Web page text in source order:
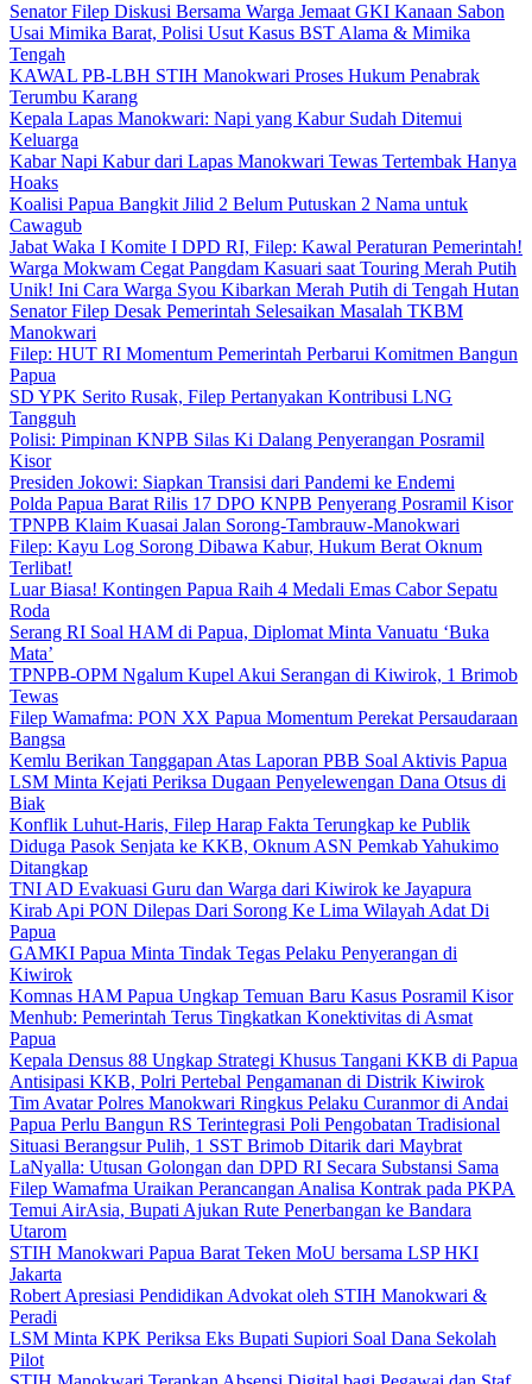
Senator Filep Diskusi Bersama Warga Jemaat GKI Kanaan Sabon
Usai Mimika Barat, Polisi Usut Kasus BST Alama & Mimika
Tengah
KAWAL PB-LBH STIH Manokwari Proses Hukum Penabrak
Terumbu Karang
Kepala Lapas Manokwari: Napi yang Kabur Sudah Ditemui
Keluarga
Kabar Napi Kabur dari Lapas Manokwari Tewas Tertembak Hanya
Hoaks
Koalisi Papua Bangkit Jilid 2 Belum Putuskan 2 Nama untuk
Cawagub
Jabat Waka I Komite I DPD RI, Filep: Kawal Peraturan Pemerintah!
Warga Mokwam Cegat Pangdam Kasuari saat Touring Merah Putih
Unik! Ini Cara Warga Syou Kibarkan Merah Putih di Tengah Hutan
Senator Filep Desak Pemerintah Selesaikan Masalah TKBM
Manokwari
Filep: HUT RI Momentum Pemerintah Perbarui Komitmen Bangun
Papua
SD YPK Serito Rusak, Filep Pertanyakan Kontribusi LNG
Tangguh
Polisi: Pimpinan KNPB Silas Ki Dalang Penyerangan Posramil
Kisor
Presiden Jokowi: Siapkan Transisi dari Pandemi ke Endemi
Polda Papua Barat Rilis 17 DPO KNPB Penyerang Posramil Kisor
TPNPB Klaim Kuasai Jalan Sorong-Tambrauw-Manokwari
Filep: Kayu Log Sorong Dibawa Kabur, Hukum Berat Oknum
Terlibat!
Luar Biasa! Kontingen Papua Raih 4 Medali Emas Cabor Sepatu
Roda
Serang RI Soal HAM di Papua, Diplomat Minta Vanuatu ‘Buka
Mata’
TPNPB-OPM Ngalum Kupel Akui Serangan di Kiwirok, 1 Brimob
Tewas
Filep Wamafma: PON XX Papua Momentum Perekat Persaudaraan
Bangsa
Kemlu Berikan Tanggapan Atas Laporan PBB Soal Aktivis Papua
LSM Minta Kejati Periksa Dugaan Penyelewengan Dana Otsus di
Biak
Konflik Luhut-Haris, Filep Harap Fakta Terungkap ke Publik
Diduga Pasok Senjata ke KKB, Oknum ASN Pemkab Yahukimo
Ditangkap
TNI AD Evakuasi Guru dan Warga dari Kiwirok ke Jayapura
Kirab Api PON Dilepas Dari Sorong Ke Lima Wilayah Adat Di
Papua
GAMKI Papua Minta Tindak Tegas Pelaku Penyerangan di
Kiwirok
Komnas HAM Papua Ungkap Temuan Baru Kasus Posramil Kisor
Menhub: Pemerintah Terus Tingkatkan Konektivitas di Asmat
Papua
Kepala Densus 88 Ungkap Strategi Khusus Tangani KKB di Papua
Antisipasi KKB, Polri Pertebal Pengamanan di Distrik Kiwirok
Tim Avatar Polres Manokwari Ringkus Pelaku Curanmor di Andai
Papua Perlu Bangun RS Terintegrasi Poli Pengobatan Tradisional
Situasi Berangsur Pulih, 1 SST Brimob Ditarik dari Maybrat
LaNyalla: Utusan Golongan dan DPD RI Secara Substansi Sama
Filep Wamafma Uraikan Perancangan Analisa Kontrak pada PKPA
Temui AirAsia, Bupati Ajukan Rute Penerbangan ke Bandara
Utarom
STIH Manokwari Papua Barat Teken MoU bersama LSP HKI
Jakarta
Robert Apresiasi Pendidikan Advokat oleh STIH Manokwari &
Peradi
LSM Minta KPK Periksa Eks Bupati Supiori Soal Dana Sekolah
Pilot